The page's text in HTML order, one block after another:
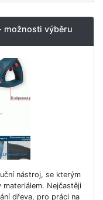
možnosti výběru
nástroj, se kterým
materiálem. Nejčastěji
dřeva, pro práci na